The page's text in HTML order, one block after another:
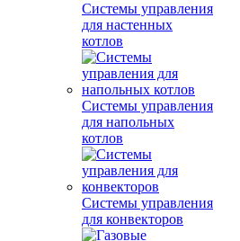
Системы управления
для настенных
котлов
Системы управления
для напольных
котлов
Системы управления
для конвекторов